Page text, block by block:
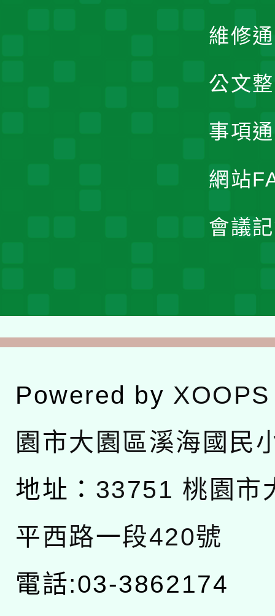
維修
公文
事項
網站
會議
Powered by XOOPS
園市大園區溪海國民
地址： 33751 桃園市
平西路一段420號
電話:03-3862174